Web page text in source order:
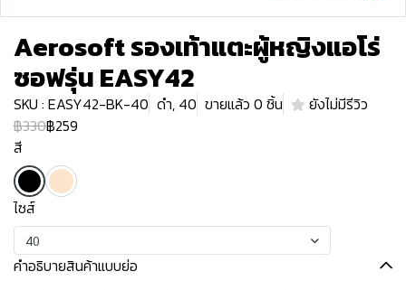
Aerosoft รองเท้าแตะผู้หญิงแอโร่
ซอฟรุ่น EASY42
SKU : EASY42-BK-40 ดำ, 40 ขายแล้ว 0 ชิ้น
ยังไม่มีรีวิว
฿330฿259
สี
ไซส์
40
คำอธิบายสินค้าแบบย่อ